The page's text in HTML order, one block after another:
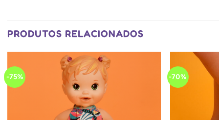
PRODUTOS RELACIONADOS
-75% -70%